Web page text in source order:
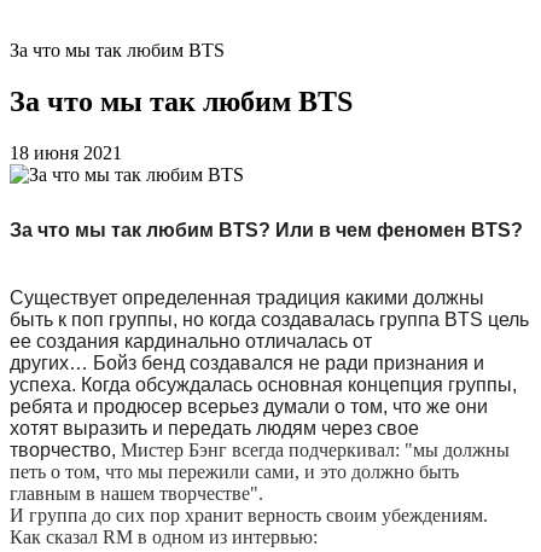
За что мы так любим BTS
За что мы так любим BTS
18 июня 2021
За что мы так любим BTS? Или в чем феномен BTS?
Существует определенная традиция какими должны
быть к поп группы, но когда создавалась группа BTS цель
ее создания кардинально отличалась от
других… Бойз бенд создавался не ради признания и
успеха. Когда обсуждалась основная концепция группы,
ребята и продюсер всерьез думали о том, что же они
хотят выразить и передать людям через свое
творчество, Мистер Бэнг всегда подчеркивал: "мы должны
петь о том, что мы пережили сами, и это должно быть
главным в нашем творчестве".
И группа до сих пор хранит верность своим убеждениям.
Как сказал RM в одном из интервью: